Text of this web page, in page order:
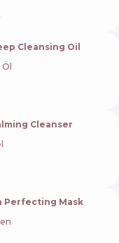
Cleansing Oil
Öl
Cleanser
Perfecting Mask